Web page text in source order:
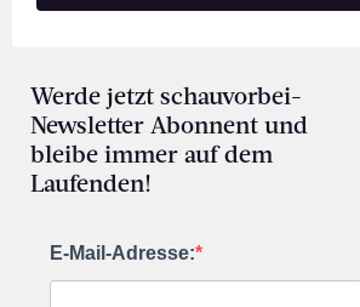
Werde jetzt schauvorbei-
Newsletter Abonnent und
bleibe immer auf dem
Laufenden!
E-Mail-Adresse: